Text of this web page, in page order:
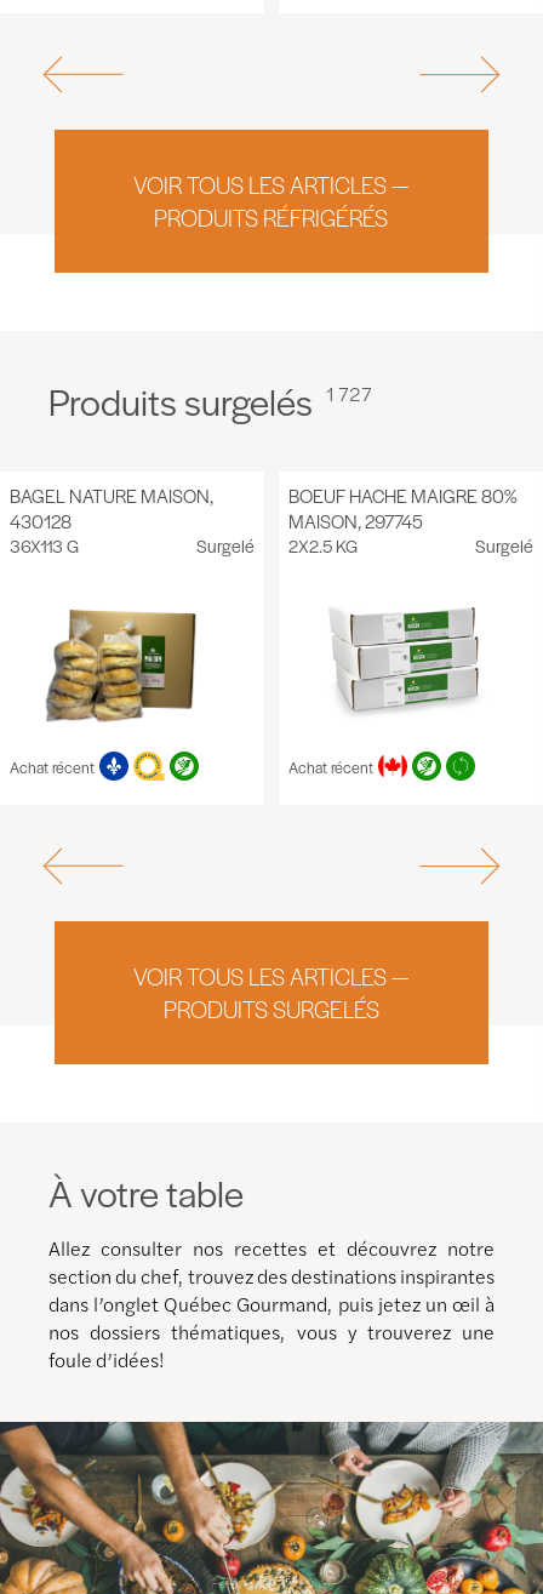
VOIR TOUS LES ARTICLES —
PRODUITS RÉFRIGÉRÉS
Produits surgelés 1 727
BAGEL NATURE MAISON,
430128
36X113 G Surgelé
Achat récent
BOEUF HACHE MAIGRE 80%
MAISON, 297745
2X2.5 KG Surgelé
Achat récent
VOIR TOUS LES ARTICLES —
PRODUITS SURGELÉS
À votre table
Allez consulter nos recettes et découvrez notre
section du chef, trouvez des destinations inspirantes
dans l’onglet Québec Gourmand, puis jetez un œil à
nos dossiers thématiques, vous y trouverez une
foule d’idées!